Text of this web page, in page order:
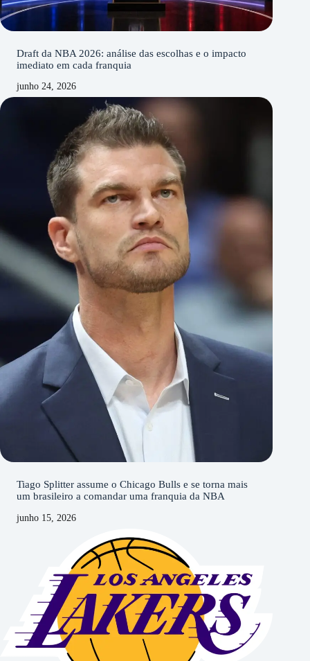
Draft da NBA 2026: análise das escolhas e o impacto
imediato em cada franquia
junho 24, 2026
Tiago Splitter assume o Chicago Bulls e se torna mais
um brasileiro a comandar uma franquia da NBA
junho 15, 2026